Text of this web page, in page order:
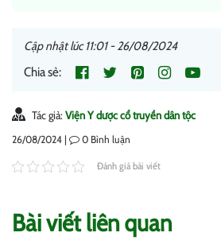
Cập nhật lúc 11:01 - 26/08/2024
Chia sẻ:
Tác giả: Viện Y dược cổ truyền dân tộc
26/08/2024 | 0 Bình luận
Đánh giá bài viết
Bài viết liên quan